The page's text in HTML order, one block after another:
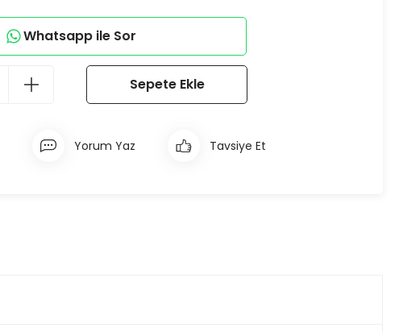
Whatsapp ile Sor
Sepete Ekle
Yorum Yaz Tavsiye Et